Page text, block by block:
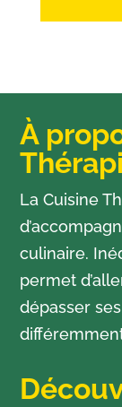
À
La Cuisine
culinaire.
permet
dépasser